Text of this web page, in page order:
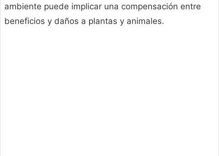
ambiente puede implicar una compensación entre
beneficios y daños a plantas y animales.